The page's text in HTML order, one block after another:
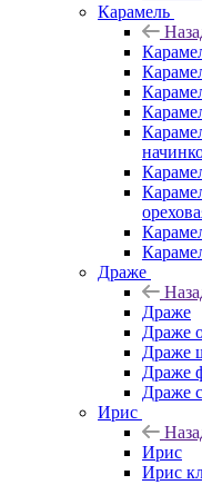
Карамель
Драже
Драже
Драже
Драже
Драже
Драже
Ирис
Ирис
Ирис